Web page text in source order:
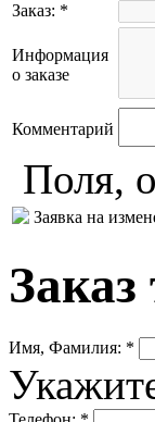
Заказ: *
Информация
о заказе
Комментарий
Поля,
Заявка на
Заказ
Имя, Фамилия: *